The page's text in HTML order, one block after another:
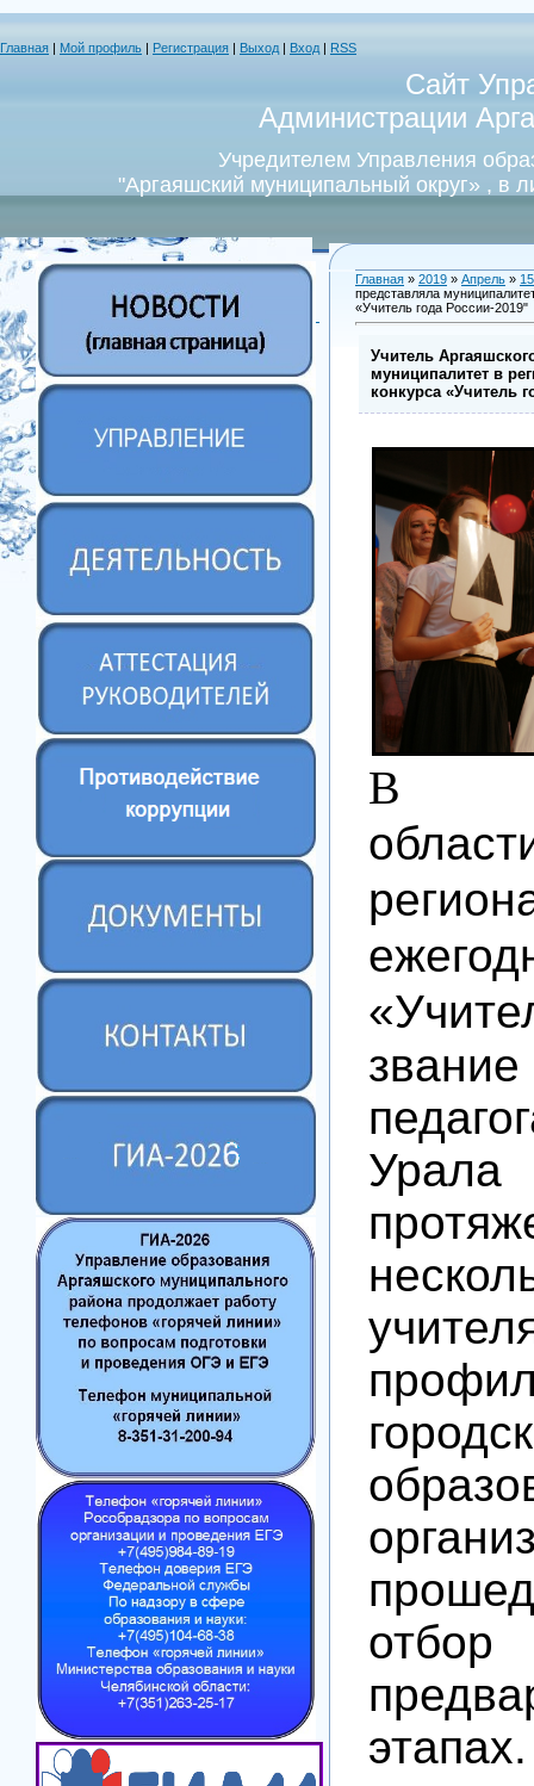
Главная Мой профиль Регистрация Выход Вход RSS
Сайт
Администрации
Учредителем Управления
"Аргаяшский муниципальный округ» , в
Главная » 2019 » Апрель » 15
представляла
«Учитель года России-2019"
Учитель
муниципалитет в
конкурса «Учитель
В
этапах.